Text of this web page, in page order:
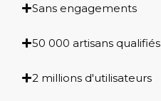
Sans engagements
50 000 artisans qualifiés
2 millions d'utilisateurs